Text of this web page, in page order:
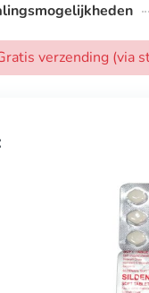
verzending (via